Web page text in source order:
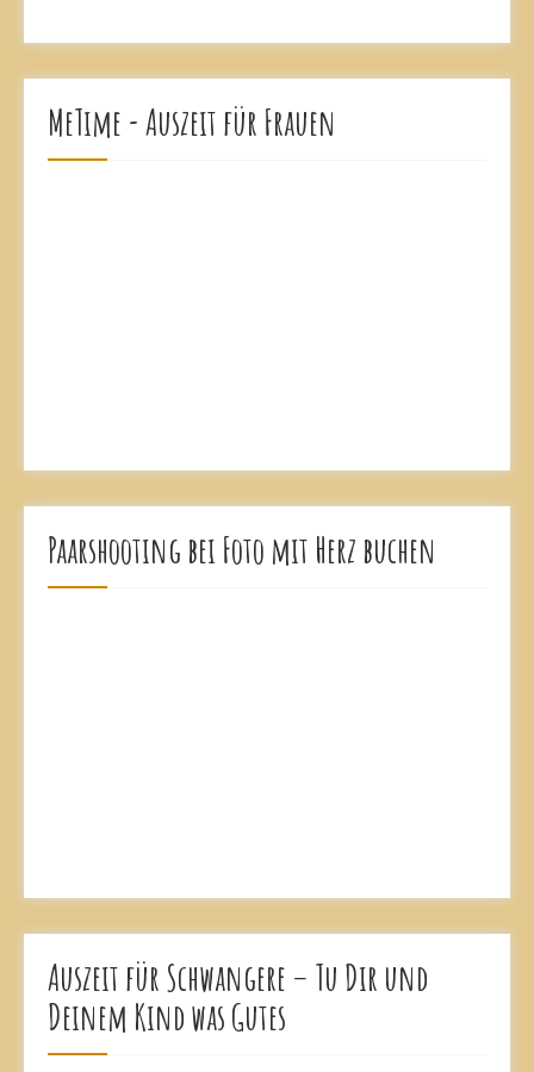
MeTime - Auszeit für Frauen
Paarshooting bei Foto mit Herz buchen
Auszeit für Schwangere – Tu Dir und
Deinem Kind was Gutes